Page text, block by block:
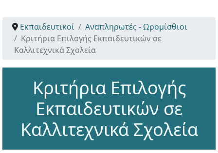
Εκπαιδευτικοί
Αναπληρωτές - Ωρομίσθιοι
Κριτήρια Επιλογής Εκπαιδευτικών σε
Καλλιτεχνικά Σχολεία
Κριτήρια Επιλογής
Εκπαιδευτικών σε
Καλλιτεχνικά Σχολεία